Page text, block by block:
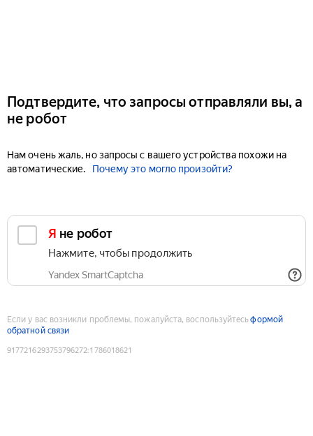
Подтвердите, что запросы отправляли вы, а
не робот
Нам очень жаль, но запросы с вашего устройства похожи на
автоматические.
Почему это могло произойти?
Я не робот
Нажмите, чтобы продолжить
Yandex SmartCaptcha
Если у вас возникли проблемы, пожалуйста, воспользуйтесьформой
обратной связи
9177216293753796272:1786018621